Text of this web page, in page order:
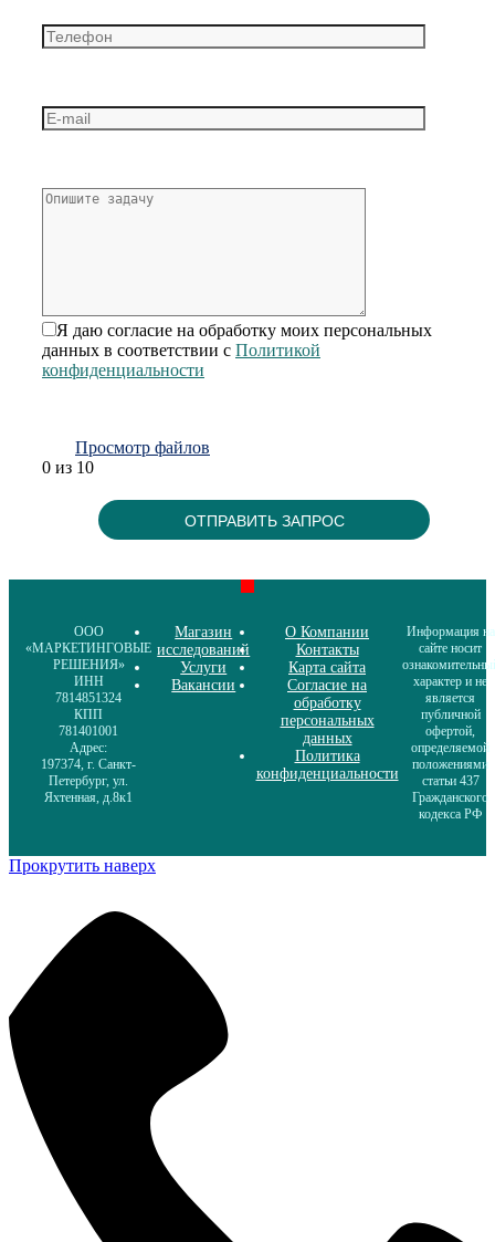
Я даю согласие на обработку моих персональных
данных в соответствии с Политикой
конфиденциальности
Просмотр файлов
0 из 10
ООО
«МАРКЕТИНГОВЫЕ
РЕШЕНИЯ»
ИНН
7814851324
КПП
781401001
Адрес:
197374, г. Санкт-
Петербург, ул.
Яхтенная, д.8к1
Магазин
исследований
Услуги
Вакансии
О Компании
Контакты
Карта сайта
Согласие на
обработку
персональных
данных
Политика
конфиденциальности
Информация на
сайте носит
характер и не
является
публичной
офертой,
определяемой
положениями
статьи 437
Гражданского
кодекса РФ
Прокрутить наверх